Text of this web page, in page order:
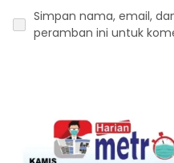
Simpan nama, email,
peramban ini untuk